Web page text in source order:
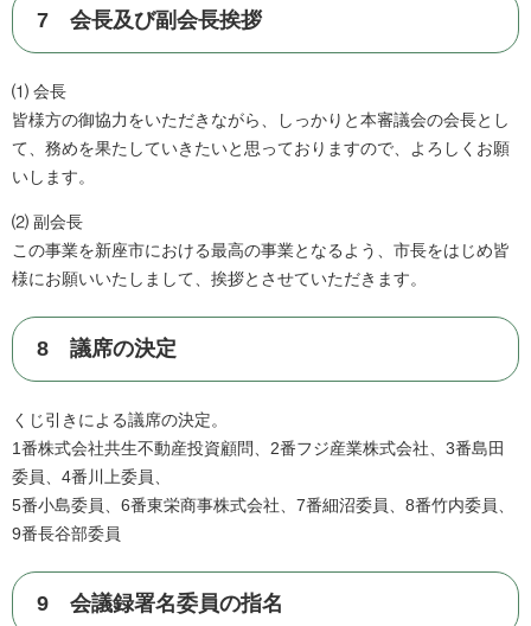
7 会長及び副会長挨拶
⑴ 会長
皆様方の御協力をいただきながら、しっかりと本審議会の会長とし
て、務めを果たしていきたいと思っておりますので、よろしくお願
いします。
⑵ 副会長
この事業を新座市における最高の事業となるよう、市長をはじめ皆
様にお願いいたしまして、挨拶とさせていただきます。
8 議席の決定
くじ引きによる議席の決定。
1番株式会社共生不動産投資顧問、2番フジ産業株式会社、3番島田
委員、4番川上委員、
5番小島委員、6番東栄商事株式会社、7番細沼委員、8番竹内委員、
9番長谷部委員
9 会議録署名委員の指名